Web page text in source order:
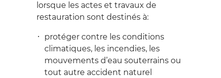
lorsque les actes et travaux de
restauration sont destinés à:
protéger contre les conditions
climatiques, les incendies, les
mouvements d’eau souterrains ou
tout autre accident naturel